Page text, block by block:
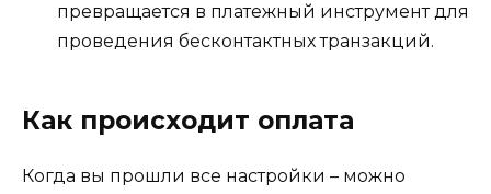
превращается в платежный инструмент для
проведения бесконтактных транзакций.
Как происходит оплата
Когда вы прошли все настройки – можно